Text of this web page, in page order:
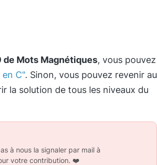
de Mots Magnétiques, vous pouvez
C". Sinon, vous pouvez revenir au
la solution de tous les niveaux du
à nous la signaler par mail à
votre contribution. ❤️